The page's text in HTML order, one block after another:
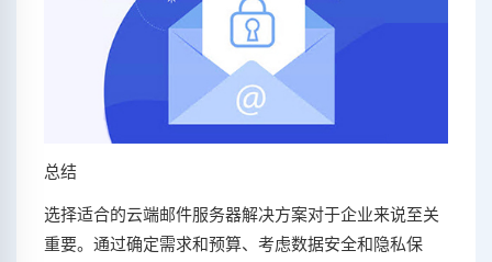
总结
选择适合的云端邮件服务器解决方案对于企业来说至关
重要。通过确定需求和预算、考虑数据安全和隐私保